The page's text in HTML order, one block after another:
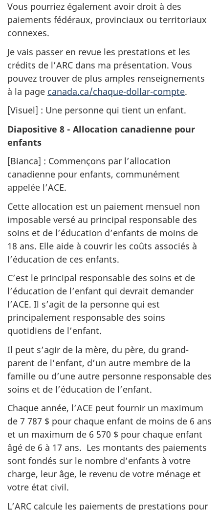
Vous pourriez également avoir droit à des
paiements fédéraux, provinciaux ou territoriaux
connexes.
Je vais passer en revue les prestations et les
crédits de l’ARC dans ma présentation. Vous
pouvez trouver de plus amples renseignements
à la page canada.ca/chaque-dollar-compte.
[Visuel] : Une personne qui tient un enfant.
Diapositive 8 - Allocation canadienne pour
enfants
[Bianca] : Commençons par l’allocation
canadienne pour enfants, communément
appelée l’ACE.
Cette allocation est un paiement mensuel non
imposable versé au principal responsable des
soins et de l’éducation d’enfants de moins de
18 ans. Elle aide à couvrir les coûts associés à
l’éducation de ces enfants.
C’est le principal responsable des soins et de
l’éducation de l’enfant qui devrait demander
l’ACE. Il s’agit de la personne qui est
principalement responsable des soins
quotidiens de l’enfant.
Il peut s’agir de la mère, du père, du grand-
parent de l’enfant, d’un autre membre de la
famille ou d’une autre personne responsable des
soins et de l’éducation de l’enfant.
Chaque année, l’ACE peut fournir un maximum
de 7 787 $ pour chaque enfant de moins de 6 ans
et un maximum de 6 570 $ pour chaque enfant
âgé de 6 à 17 ans. Les montants des paiements
sont fondés sur le nombre d’enfants à votre
charge, leur âge, le revenu de votre ménage et
votre état civil.
L’ARC calcule les paiements de prestations pour